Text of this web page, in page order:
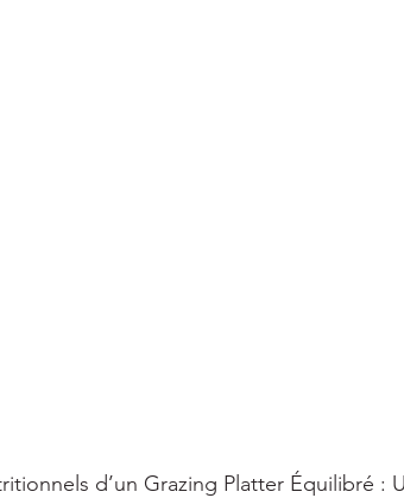
d’un Grazing Platter Équilibré :